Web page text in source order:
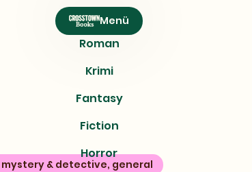
Menü
Roman
Krimi
Fantasy
Fiction
Horror
mystery & detective, general